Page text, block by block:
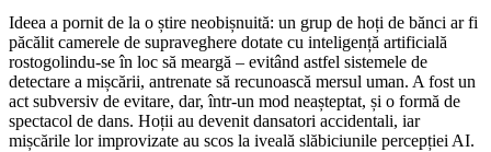
Ideea a pornit de la o știre neobișnuită: un grup de hoți de bănci ar fi
păcălit camerele de supraveghere dotate cu inteligență artificială
rostogolindu-se în loc să meargă – evitând astfel sistemele de
detectare a mișcării, antrenate să recunoască mersul uman. A fost un
act subversiv de evitare, dar, într-un mod neașteptat, și o formă de
spectacol de dans. Hoții au devenit dansatori accidentali, iar
mișcările lor improvizate au scos la iveală slăbiciunile percepției AI.